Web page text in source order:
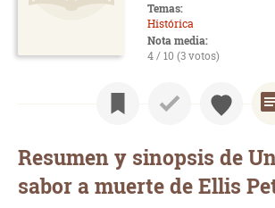
Temas:
Histórica
Nota media:
4 / 10 (3 votos)
Resumen y sinopsis de
sabor a muerte de Ellis